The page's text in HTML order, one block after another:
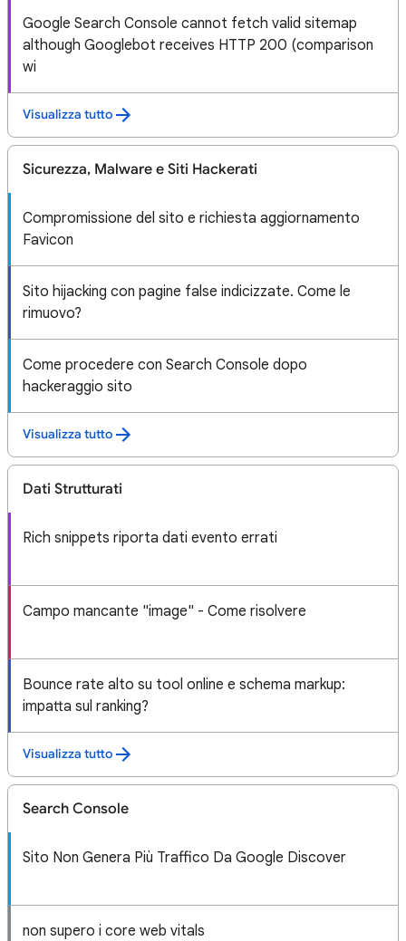
Google Search Console cannot fetch valid sitemap
although Googlebot receives HTTP 200 (comparison
wi
Visualizza tutto
Sicurezza, Malware e Siti Hackerati
Compromissione del sito e richiesta aggiornamento
Favicon
Sito hijacking con pagine false indicizzate. Come le
rimuovo?
Come procedere con Search Console dopo
hackeraggio sito
Visualizza tutto
Dati Strutturati
Rich snippets riporta dati evento errati
Campo mancante "image" - Come risolvere
Bounce rate alto su tool online e schema markup:
impatta sul ranking?
Visualizza tutto
Search Console
Sito Non Genera Più Traffico Da Google Discover
non supero i core web vitals